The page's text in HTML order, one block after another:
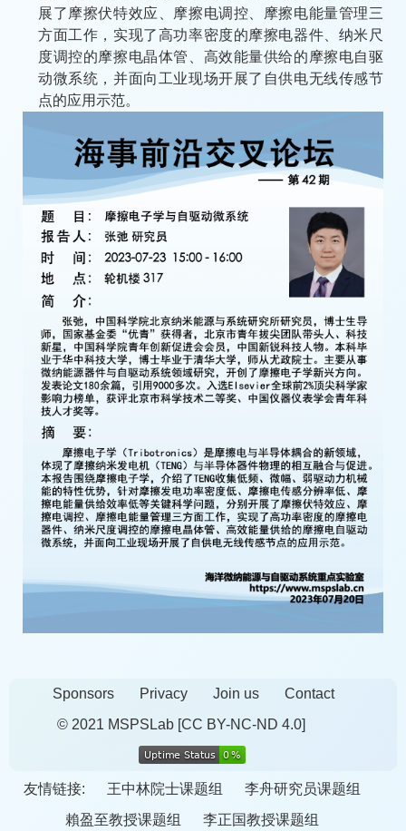
展了摩擦伏特效应、摩擦电调控、摩擦电能量管理三
方面工作，实现了高功率密度的摩擦电器件、纳米尺
度调控的摩擦电晶体管、高效能量供给的摩擦电自驱
动微系统，并面向工业现场开展了自供电无线传感节
点的应用示范。
Sponsors Privacy Join us
Contact
© 2021 MSPSLab [CC BY-NC-ND 4.0]
友情链接: 王中林院士课题组
李舟研究员课题组
賴盈至教授课题组
李正国教授课题组